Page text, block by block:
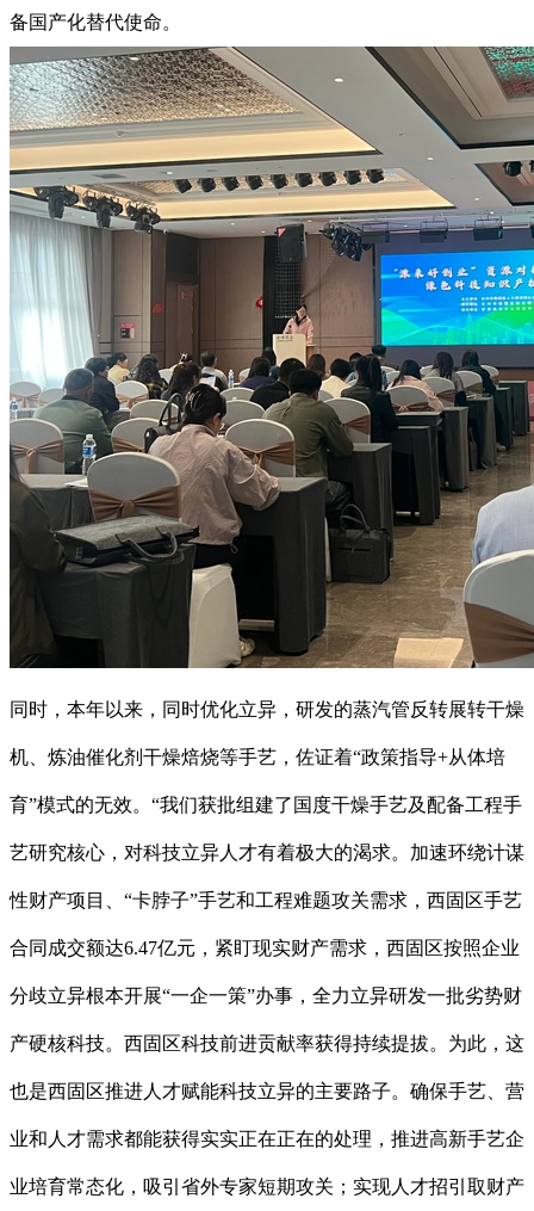
备国产化替代使命。
同时，本年以来，同时优化立异，研发的蒸汽管反转展转干燥
机、炼油催化剂干燥焙烧等手艺，佐证着“政策指导+从体培
育”模式的无效。“我们获批组建了国度干燥手艺及配备工程手
艺研究核心，对科技立异人才有着极大的渴求。加速环绕计谋
性财产项目、“卡脖子”手艺和工程难题攻关需求，西固区手艺
合同成交额达6.47亿元，紧盯现实财产需求，西固区按照企业
分歧立异根本开展“一企一策”办事，全力立异研发一批劣势财
产硬核科技。西固区科技前进贡献率获得持续提拔。为此，这
也是西固区推进人才赋能科技立异的主要路子。确保手艺、营
业和人才需求都能获得实实正在正在的处理，推进高新手艺企
业培育常态化，吸引省外专家短期攻关；实现人才招引取财产